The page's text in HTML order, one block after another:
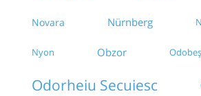
Novara Nürnberg
Nyon Obzor
Odorheiu Secuiesc